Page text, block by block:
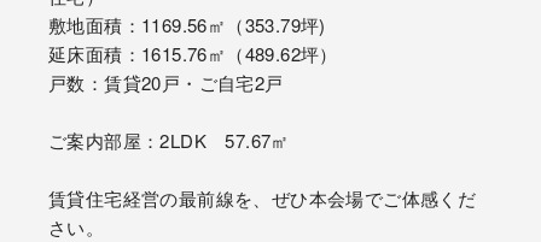
敷地面積：1169.56㎡（353.79坪)
延床面積：1615.76㎡（489.62坪）
戸数：賃貸20戸・ご自宅2戸
ご案内部屋：2LDK 57.67㎡
賃貸住宅経営の最前線を、ぜひ本会場でご体感くだ
さい。